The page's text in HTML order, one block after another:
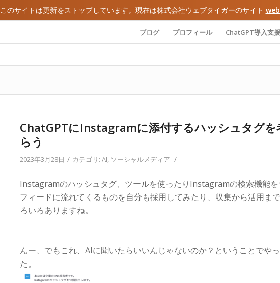
このサイトは更新をストップしています。現在は株式会社ウェブタイガーのサイト
ブログ プロフィール ChatGPT導入支
ChatGPTにInstagramに添付するハッシュタグを
らう
2023年3月28日 / カテゴリ: AI, ソーシャルメディア /
Instagramのハッシュタグ、ツールを使ったりInstagramの検索機能を
フィードに流れてくるものを自分も採用してみたり、収集から活用ま
ろいろありますね。
んー、でもこれ、AIに聞いたらいいんじゃないのか？ということでや
た。